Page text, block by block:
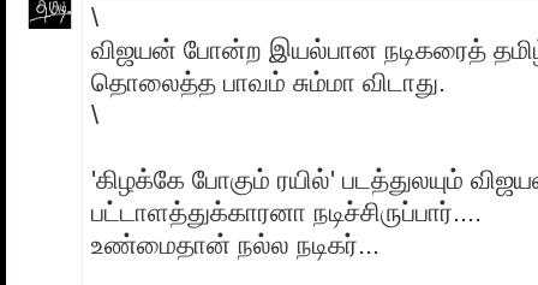
\
விஜயன் போன்ற இயல்பான நடிகரைத்
தொலைத்த பாவம் சும்மா விடாது.
\
'கிழக்கே போகும் ரயில்' படத்துலயும்
பட்டாளத்துக்காரனா நடிச்சிருப்பார்....
உண்மைதான் நல்ல நடிகர்...